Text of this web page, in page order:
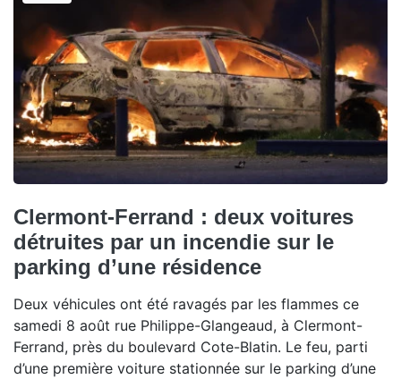
Clermont-Ferrand : deux voitures
détruites par un incendie sur le
parking d’une résidence
Deux véhicules ont été ravagés par les flammes ce
samedi 8 août rue Philippe-Glangeaud, à Clermont-
Ferrand, près du boulevard Cote-Blatin. Le feu, parti
d’une première voiture stationnée sur le parking d’une